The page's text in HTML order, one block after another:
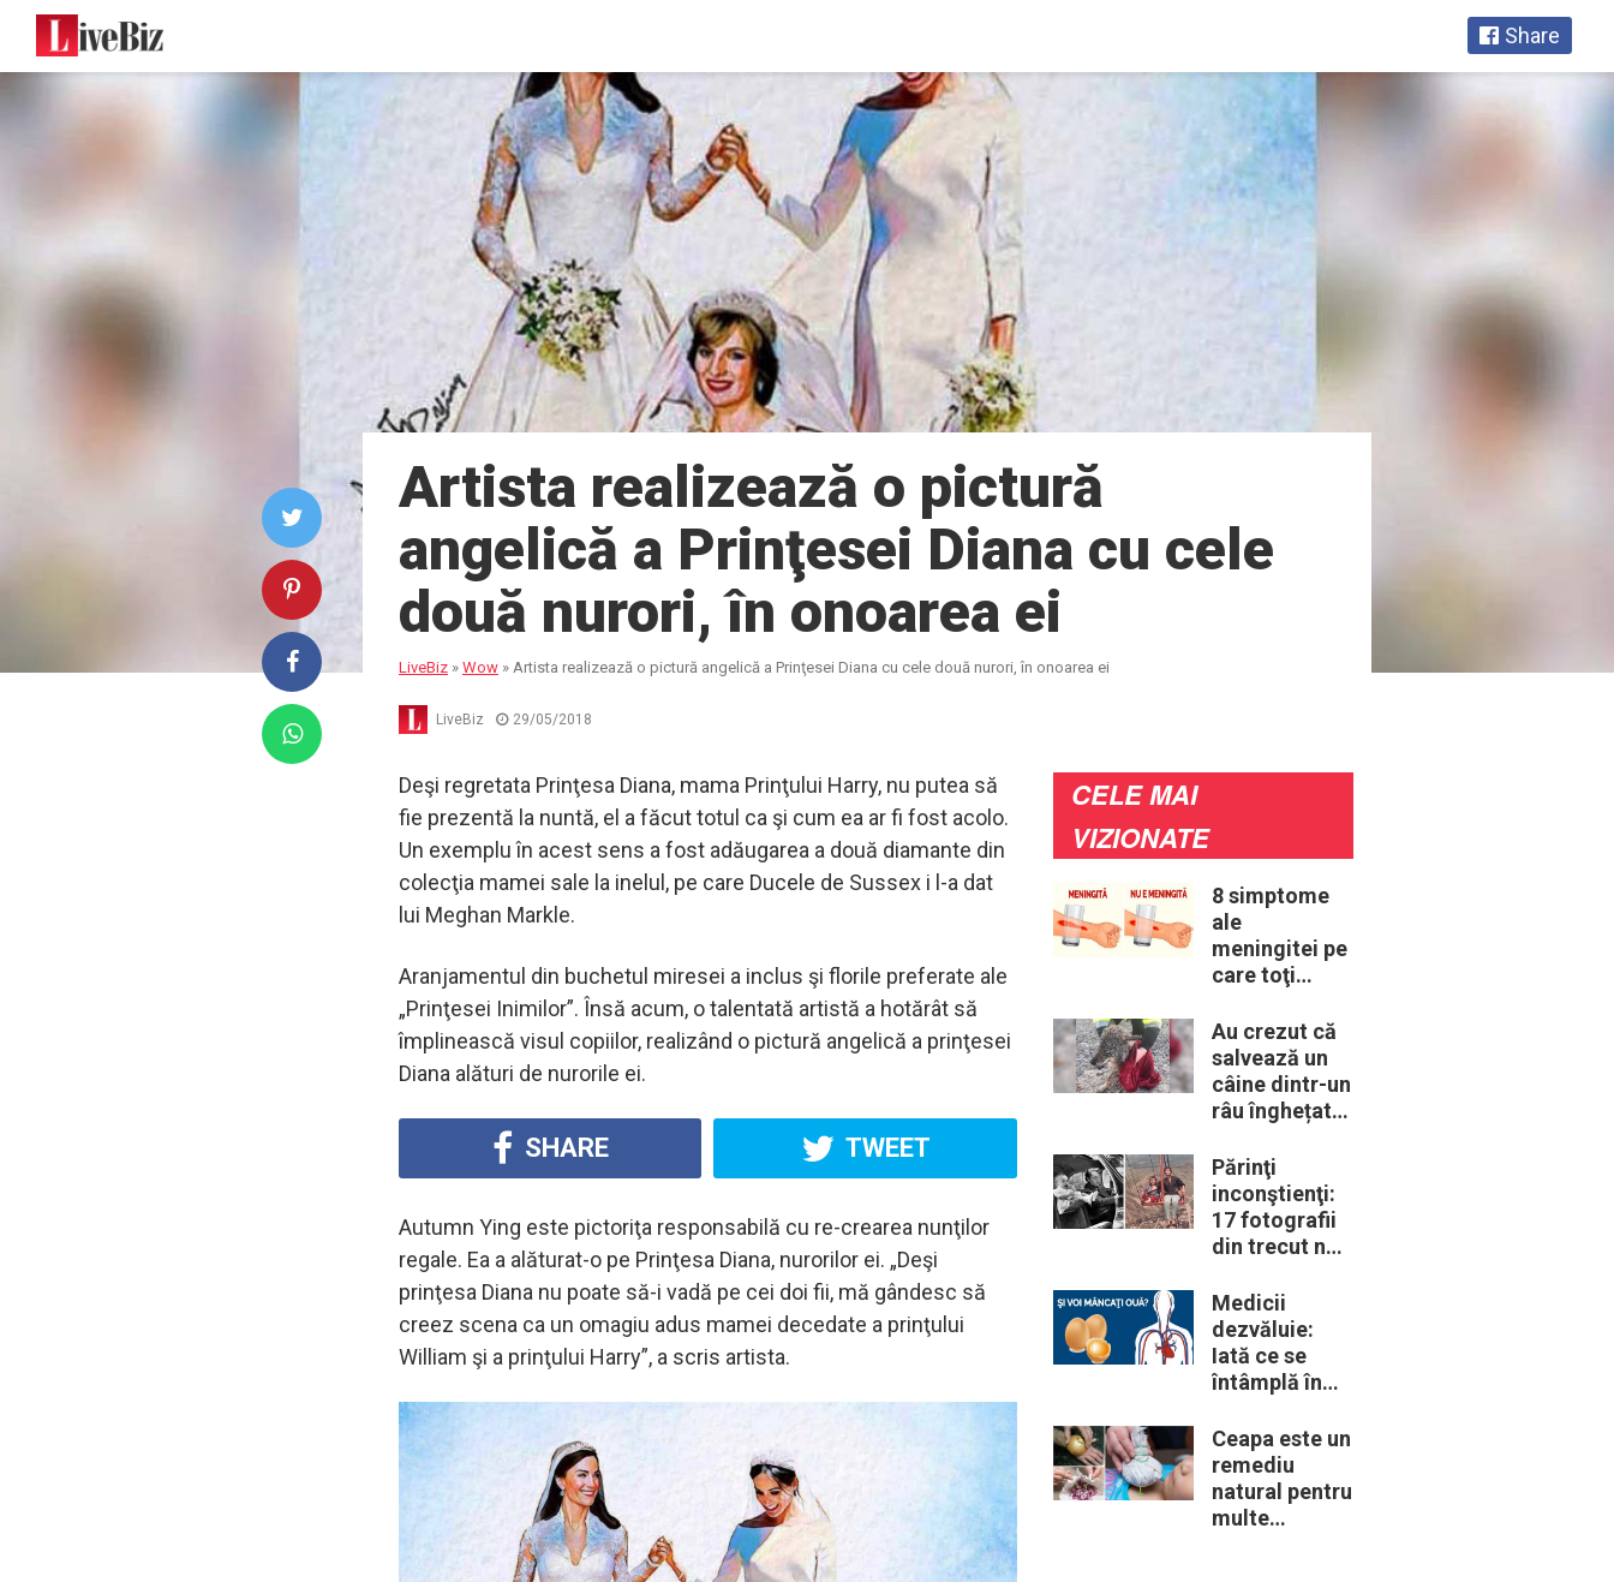
Share
Artista realizează o pictură
angelică a Prinţesei Diana cu cele
două nurori, în onoarea ei
LiveBiz » Wow » Artista realizează o pictură angelică a Prinţesei Diana cu cele două nurori, în onoarea ei
LiveBiz 29/05/2018
Deşi regretata Prinţesa Diana, mama Prinţului Harry, nu putea să
fie prezentă la nuntă, el a făcut totul ca şi cum ea ar fi fost acolo.
Un exemplu în acest sens a fost adăugarea a două diamante din
colecţia mamei sale la inelul, pe care Ducele de Sussex i l-a dat
lui Meghan Markle.
Aranjamentul din buchetul miresei a inclus şi florile preferate ale
„Prinţesei Inimilor”. Însă acum, o talentată artistă a hotărât să
împlinească visul copiilor, realizând o pictură angelică a prinţesei
Diana alături de nurorile ei.
SHARE TWEET
Autumn Ying este pictoriţa responsabilă cu re-crearea nunţilor
regale. Ea a alăturat-o pe Prinţesa Diana, nurorilor ei. „Deşi
prinţesa Diana nu poate să-i vadă pe cei doi fii, mă gândesc să
creez scena ca un omagiu adus mamei decedate a prinţului
William şi a prinţului Harry”, a scris artista.
CELE MAI
VIZIONATE
8 simptome
ale
meningitei pe
care toţi
trebui să le
cunoască
Au crezut că
salvează un
câine dintr-un
râu înghețat:
descoperă că
de fapt era un
lup
Părinţi
inconştienţi:
17 fotografii
din trecut ne
periculoase
erau unele
„obiceiuri” ale
vremii
Medicii
dezvăluie:
Iată ce se
întâmplă în
când începem
să mâncăm
câte două
ouă în fiecare
Ceapa este un
remediu
natural pentru
multe